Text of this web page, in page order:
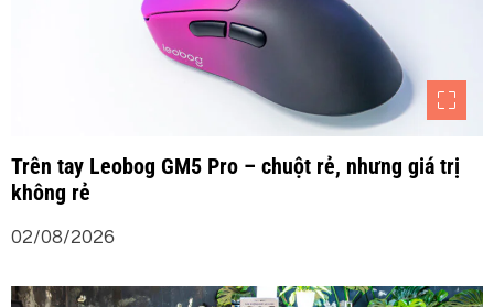
Trên tay Leobog GM5 Pro – chuột rẻ, nhưng giá trị
không rẻ
02/08/2026